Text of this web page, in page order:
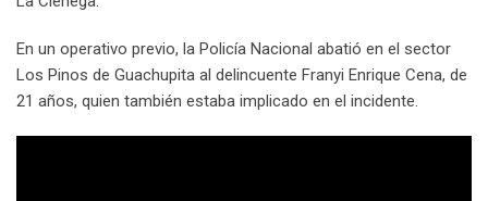
En un operativo previo, la Policía Nacional abatió en el sector
Los Pinos de Guachupita al delincuente Franyi Enrique Cena, de
21 años, quien también estaba implicado en el incidente.